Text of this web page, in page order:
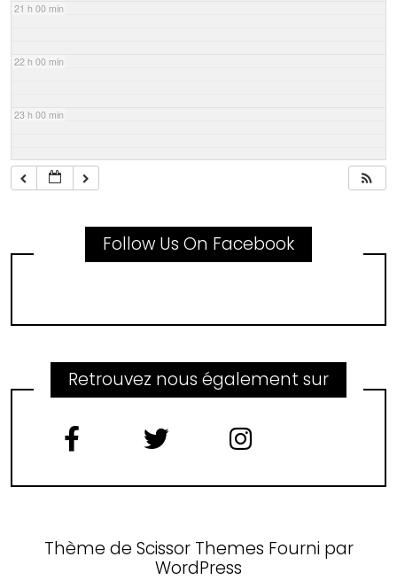
21 h 00 min
22 h 00 min
23 h 00 min
Follow Us On Facebook
Retrouvez nous également sur
Thème de Scissor Themes Fourni par
WordPress